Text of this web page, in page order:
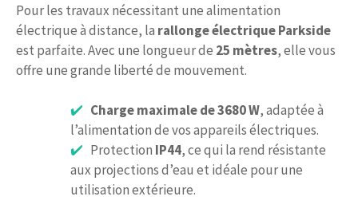
Pour les travaux nécessitant une alimentation
électrique à distance, la rallonge électrique Parkside
est parfaite. Avec une longueur de 25 mètres, elle vous
offre une grande liberté de mouvement.
Charge maximale de 3680 W, adaptée à
l’alimentation de vos appareils électriques.
Protection IP44, ce qui la rend résistante
aux projections d’eau et idéale pour une
utilisation extérieure.